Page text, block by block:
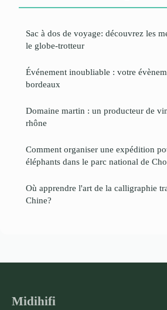
Sac à dos de voyage: découvrez les
le globe-trotteur
Événement inoubliable : votre
bordeaux
Domaine martin : un producteur de
rhône
Comment organiser une expédition
éléphants dans le parc national de
Où apprendre l'art de la calligraphie
Chine?
Midihifi